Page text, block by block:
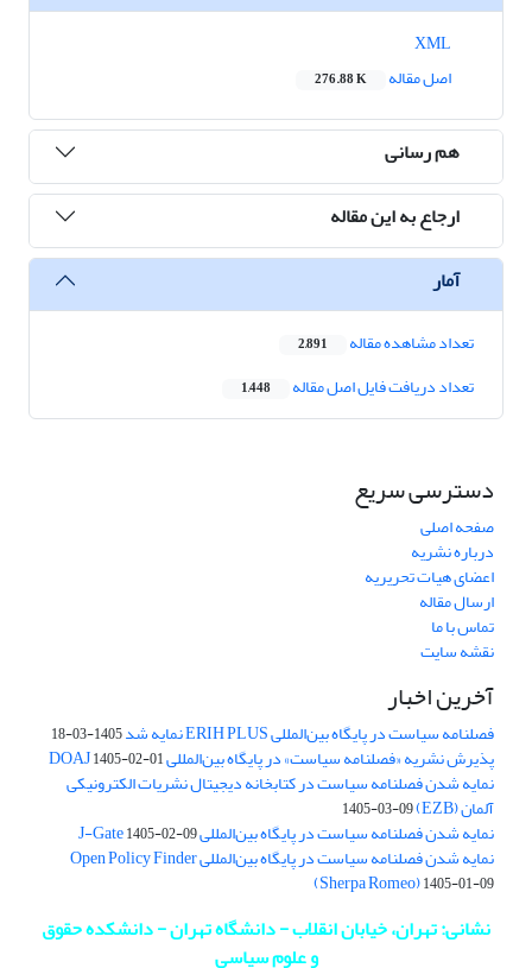
اصل مقاله
276.88 K
هم رسانی
ارجاع به این مقاله
آمار
تعداد مشاهده مقاله 2,891
تعداد دریافت فایل اصل مقاله 1,448
دسترسی سریع
صفحه اصلی
درباره نشریه
اعضای هیات تحریریه
ارسال مقاله
تماس با ما
نقشه سایت
آخرین اخبار
فصلنامه سیاست در پایگاه بین‌المللی ERIH PLUS نمایه شد 1405-03-18
پذیرش نشریه «فصلنامه سیاست» در پایگاه بین‌المللی DOAJ1405-02-01
نمایه شدن فصلنامه سیاست در کتابخانه دیجیتال نشریات الکترونیکی
آلمان (EZB) 1405-03-09
نمایه شدن فصلنامه سیاست در پایگاه بین‌المللی J-Gate1405-02-09
نمایه شدن فصلنامه سیاست در پایگاه بین‌المللی Open Policy Finder
(Sherpa Romeo)1405-01-09
نشانی: تهران، خیابان انقلاب - دانشگاه تهران - دانشکده حقوق
و علوم سیاسی